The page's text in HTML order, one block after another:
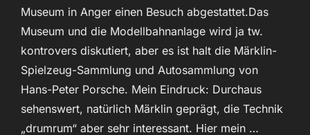
Museum in Anger einen Besuch abgestattet.Das
Museum und die Modellbahnanlage wird ja tw.
kontrovers diskutiert, aber es ist halt die Märklin-
Spielzeug-Sammlung und Autosammlung von
Hans-Peter Porsche. Mein Eindruck: Durchaus
sehenswert, natürlich Märklin geprägt, die Technik
„drumrum“ aber sehr interessant. Hier mein …